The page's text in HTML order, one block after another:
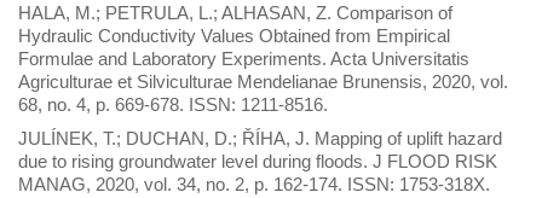
HALA, M.; PETRULA, L.; ALHASAN, Z. Comparison of
Hydraulic Conductivity Values Obtained from Empirical
Formulae and Laboratory Experiments. Acta Universitatis
Agriculturae et Silviculturae Mendelianae Brunensis, 2020, vol.
68, no. 4, p. 669-678. ISSN: 1211-8516.
JULÍNEK, T.; DUCHAN, D.; ŘÍHA, J. Mapping of uplift hazard
due to rising groundwater level during floods. J FLOOD RISK
MANAG, 2020, vol. 34, no. 2, p. 162-174. ISSN: 1753-318X.